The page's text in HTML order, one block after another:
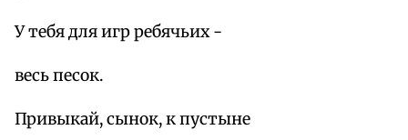
У тебя для игр ребячьих -
весь песок.
Привыкай, сынок, к пустыне